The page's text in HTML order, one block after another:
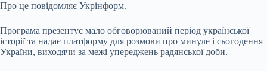
Про це повідомляє Укрінформ.
Програма презентує мало обговорюваний період української
історії та надає платформу для розмови про минуле і сьогодення
України, виходячи за межі упереджень радянської доби.